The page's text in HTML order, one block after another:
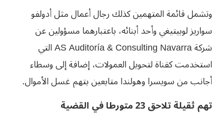
وتشمل قائمة المتهمين كذلك رجال أعمال مثل أدولفو
سواريز لوبيتيغي ‏وأحد أبنائه، باعتبارهما مسؤولين عن
شركة AS Auditoría & ‎Consulting Navarra التي
استخدمت كقناة لتحويل العمولات، إضافة إلى ‏وسطاء
أجانب من سويسرا وهولندا متابعين بتهم غسل الأموال.
تهم ثقيلة تلاحق 23 متورطا في القضية